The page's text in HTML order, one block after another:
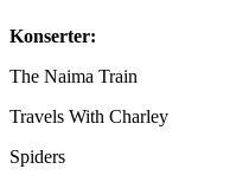
Konserter:
The Naima Train
Travels With Charley
Spiders